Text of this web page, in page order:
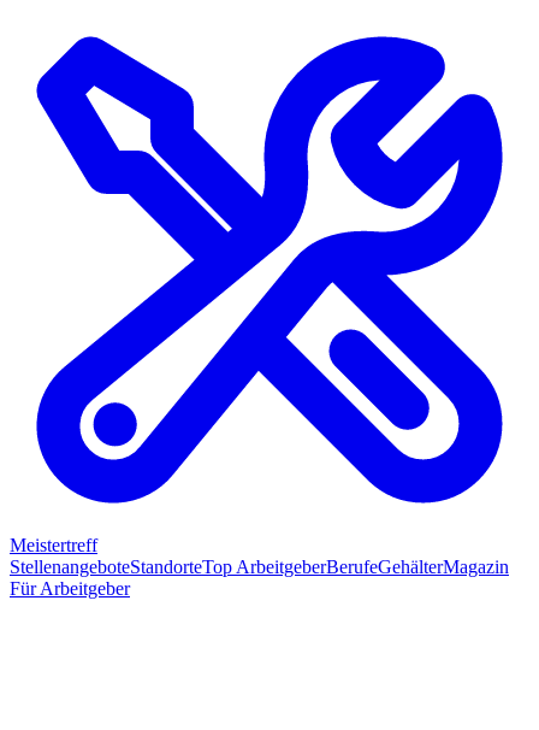
Meistertreff
StellenangeboteStandorteTop ArbeitgeberBerufeGehälterMagazin
Für Arbeitgeber